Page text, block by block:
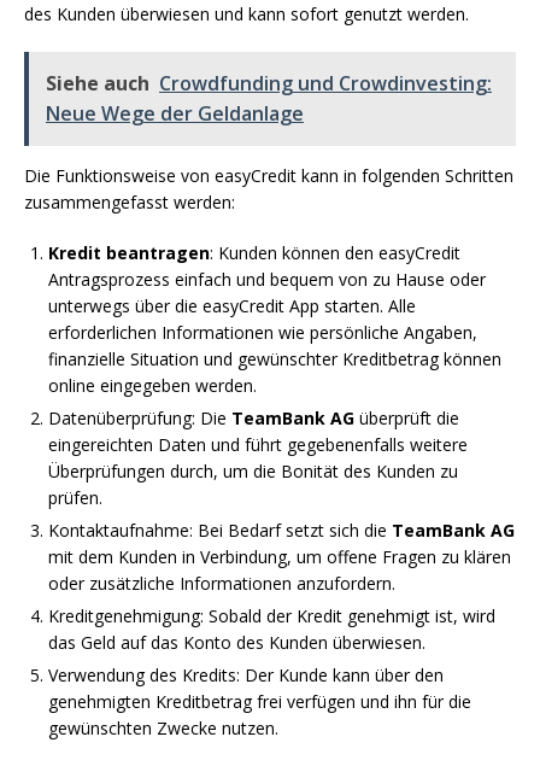
des Kunden überwiesen und kann sofort genutzt werden.
Siehe auch Crowdfunding und Crowdinvesting:
Neue Wege der Geldanlage
Die Funktionsweise von easyCredit kann in folgenden Schritten
zusammengefasst werden:
Kredit beantragen: Kunden können den easyCredit
Antragsprozess einfach und bequem von zu Hause oder
unterwegs über die easyCredit App starten. Alle
erforderlichen Informationen wie persönliche Angaben,
finanzielle Situation und gewünschter Kreditbetrag können
online eingegeben werden.
Datenüberprüfung: Die TeamBank AG überprüft die
eingereichten Daten und führt gegebenenfalls weitere
Überprüfungen durch, um die Bonität des Kunden zu
prüfen.
Kontaktaufnahme: Bei Bedarf setzt sich die TeamBank AG
mit dem Kunden in Verbindung, um offene Fragen zu klären
oder zusätzliche Informationen anzufordern.
Kreditgenehmigung: Sobald der Kredit genehmigt ist, wird
das Geld auf das Konto des Kunden überwiesen.
Verwendung des Kredits: Der Kunde kann über den
genehmigten Kreditbetrag frei verfügen und ihn für die
gewünschten Zwecke nutzen.